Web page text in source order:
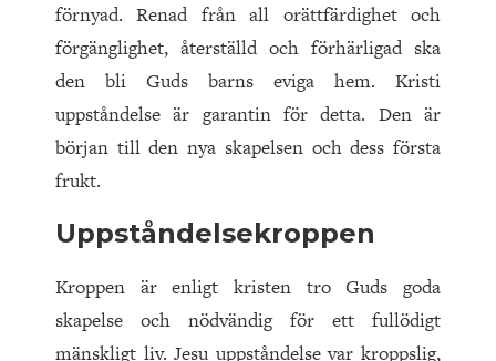
förnyad. Renad från all orättfärdighet och
förgänglighet, återställd och förhärligad ska
den bli Guds barns eviga hem. Kristi
uppståndelse är garantin för detta. Den är
början till den nya skapelsen och dess första
frukt.
Uppståndelsekroppen
Kroppen är enligt kristen tro Guds goda
skapelse och nödvändig för ett fullödigt
mänskligt liv. Jesu uppståndelse var kroppslig,